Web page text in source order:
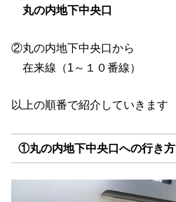
丸の内地下中央口
②丸の内地下中央口から
在来線（1～１０番線）
以上の順番で紹介していきます
①丸の内地下中央口への行き方